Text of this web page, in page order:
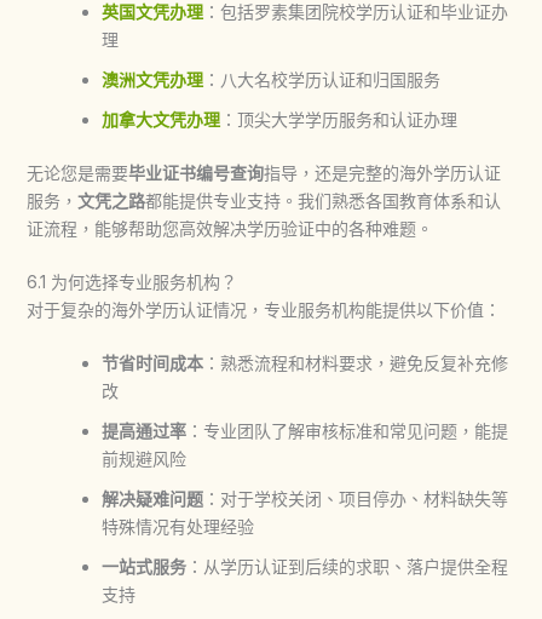
英国文凭办理：包括罗素集团院校学历认证和毕业证办
理
澳洲文凭办理：八大名校学历认证和归国服务
加拿大文凭办理：顶尖大学学历服务和认证办理
无论您是需要毕业证书编号查询指导，还是完整的海外学历认证
服务， 文凭之路都能提供专业支持。我们熟悉各国教育体系和认
证流程，能够帮助您高效解决学历验证中的各种难题。
6.1 为何选择专业服务机构？
对于复杂的海外学历认证情况，专业服务机构能提供以下价值：
节省时间成本：熟悉流程和材料要求，避免反复补充修
改
提高通过率：专业团队了解审核标准和常见问题，能提
前规避风险
解决疑难问题：对于学校关闭、项目停办、材料缺失等
特殊情况有处理经验
一站式服务：从学历认证到后续的求职、落户提供全程
支持